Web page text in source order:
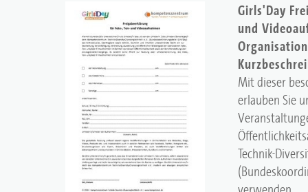
Girls'Day
und
Mit dieser
erlauben Sie
Technik-